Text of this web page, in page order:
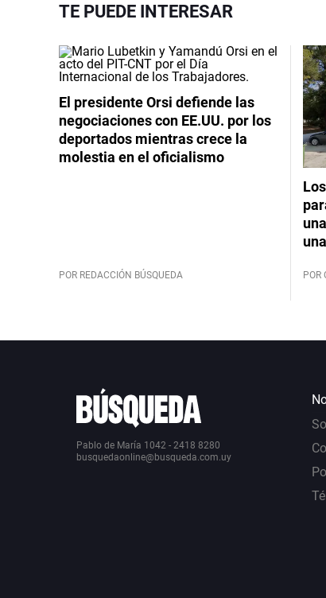
TE PUEDE INTERESAR
El presidente Orsi defiende las
negociaciones con EE.UU. por los
deportados mientras crece la
molestia en el oficialismo
POR REDACCIÓN BÚSQUEDA POR
Pablo de María 1042 - 2418 8280
busquedaonline@busqueda.com.uy